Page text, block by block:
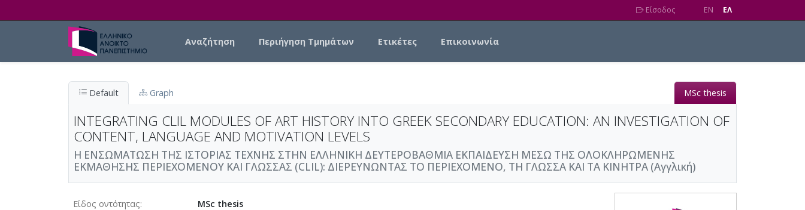
Είσοδος EN EΛ
Αναζήτηση Περιήγηση Τμημάτων Ετικέτες Επικοινωνία
Default Graph MSc thesis
INTEGRATING CLIL MODULES OF ART HISTORY INTO GREEK SECONDARY EDUCATION: AN INVESTIGATION OF
CONTENT, LANGUAGE AND MOTIVATION LEVELS
Η ΕΝΣΩΜΑΤΩΣΗ ΤΗΣ ΙΣΤΟΡΙΑΣ ΤΕΧΝΗΣ ΣΤΗΝ ΕΛΛΗΝΙΚΗ ΔΕΥΤΕΡΟΒΑΘΜΙΑ ΕΚΠΑΙΔΕΥΣΗ ΜΕΣΩ ΤΗΣ ΟΛΟΚΛΗΡΩΜΕΝΗΣ
ΕΚΜΑΘΗΣΗΣ ΠΕΡΙΕΧΟΜΕΝΟΥ ΚΑΙ ΓΛΩΣΣΑΣ (CLIL): ΔΙΕΡΕΥΝΩΝΤΑΣ ΤΟ ΠΕΡΙΕΧΟΜΕΝΟ, ΤΗ ΓΛΩΣΣΑ ΚΑΙ ΤΑ ΚΙΝΗΤΡΑ (Αγγλική)
Είδος οντότητας
MSc thesis